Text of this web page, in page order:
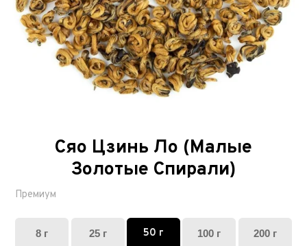
Сяо Цзинь Ло (Малые
Золотые Спирали)
Премиум
8 г 25 г 50 г 100 г 200 г